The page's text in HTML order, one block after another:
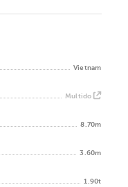
Vietnam
Multido
8.70m
3.60m
1.90t